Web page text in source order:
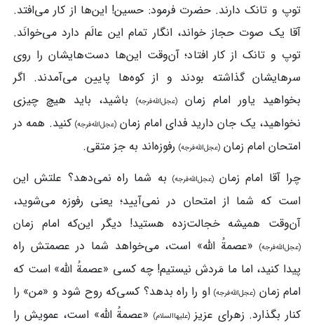
توپ و تانک دارند. حضرت فرمود: حسین! این‌ها از کار می‌افتد.
آقا یک صوت حجاز خواند، انگار تمام این عالَم دارد می‌خوانَد.
توپ و تانک از کار افتاد؛ آن‌وقت این‌ها دست‌هایشان را روی
سرهایشان گذاشته بودند و از کوه‌ها پایین می‌آمدند. اگر
بخواهید یاور امام زمان
(عجل‌الله‌فرجه)
باشید، باید هیچ چیزی
نخواهید، یک جان دارید فدای امام زمان(عجل‌الله‌فرجه) کنید. همه در
امتحان امام زمان (عجل‌الله‌فرجه) رفوزه‌اند به جز متقی.
چرا آقا امام زمان(عجل‌الله‌فرجه) به شما راه نمی‌دهد؟ علتش این
است که شما از امتحان در نمی‌آیید؛ یعنی رفوزه می‌شوید،
آن‌وقت همیشه خجالت‌زده‌ هستید! دیگر این‌که امام زمان
(عجل‌الله‌فرجه)
«عصمةُ الله» است، می‌خواهد شما در عصمتش راه
پیدا کنید، اما ما مَردش نیستیم! چه کسی «عصمةُ الله» است که
امام زمان (عجل‌الله‌فرجه)او را راه بدهد؟ کسی‌که روح شود و «من» را
کنار بگذارد. زهرای عزیز(علیهاالسلام) «عصمةُ الله» است، عمویش را